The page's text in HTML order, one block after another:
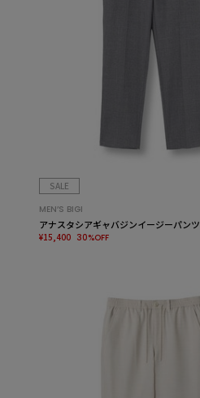
SALE
MEN’S BIGI
アナスタシアギャバジンイージーパンツ
¥15,400 30%OFF